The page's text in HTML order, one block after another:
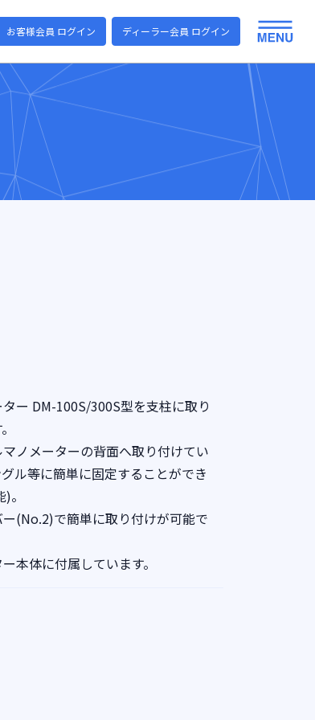
お客様会員 ログイン ディーラー会員 ログイン
ー DM-100S/300S型を支柱に取り
ノメーターの背面へ取り付けてい
ル等に簡単に固定することができ
。
(No.2)で簡単に取り付けが可能で
本体に付属しています。